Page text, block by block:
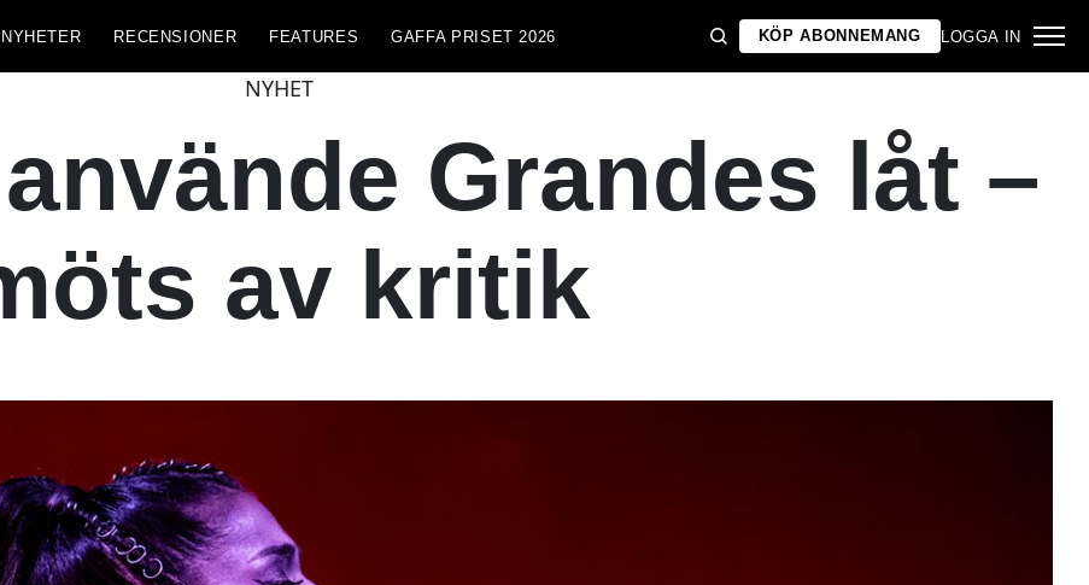
NYHETER RECENSIONER FEATURES GAFFA PRISET 2026 KÖP ABONNEMANG LOGGA IN
NYHET
Grandes låt –
av kritik